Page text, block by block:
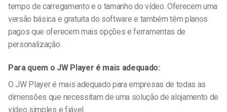
tempo de carregamento e o tamanho do vídeo. Oferecem uma
versão básica e gratuita do software e também têm planos
pagos que oferecem mais opções e ferramentas de
personalização.
Para quem o JW Player é mais adequado:
O JW Player é mais adequado para empresas de todas as
dimensões que necessitam de uma solução de alojamento de
vídeo simples e fiável.